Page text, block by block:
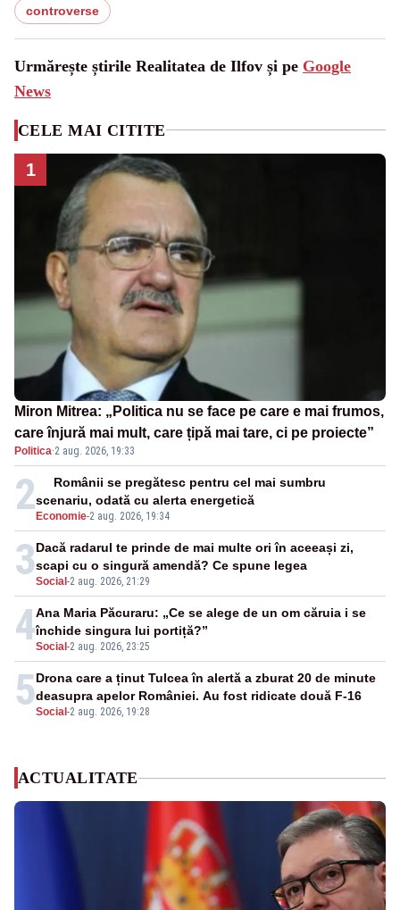
controverse
Urmărește știrile Realitatea de Ilfov și pe Google
News
CELE MAI CITITE
1
Miron Mitrea: „Politica nu se face pe care e mai frumos,
care înjură mai mult, care țipă mai tare, ci pe proiecte”
Politica·2 aug. 2026, 19:33
2 Economie-2 aug. 2026, 19:34
Românii se pregătesc pentru cel mai sumbru
scenariu, odată cu alerta energetică
3Social -2 aug. 2026, 21:29
Dacă radarul te prinde de mai multe ori în aceeași zi,
scapi cu o singură amendă? Ce spune legea
4Social -2 aug. 2026, 23:25
Ana Maria Păcuraru: „Ce se alege de un om căruia i se
închide singura lui portiță?”
5Social -2 aug. 2026, 19:28
Drona care a ținut Tulcea în alertă a zburat 20 de minute
deasupra apelor României. Au fost ridicate două F-16
ACTUALITATE